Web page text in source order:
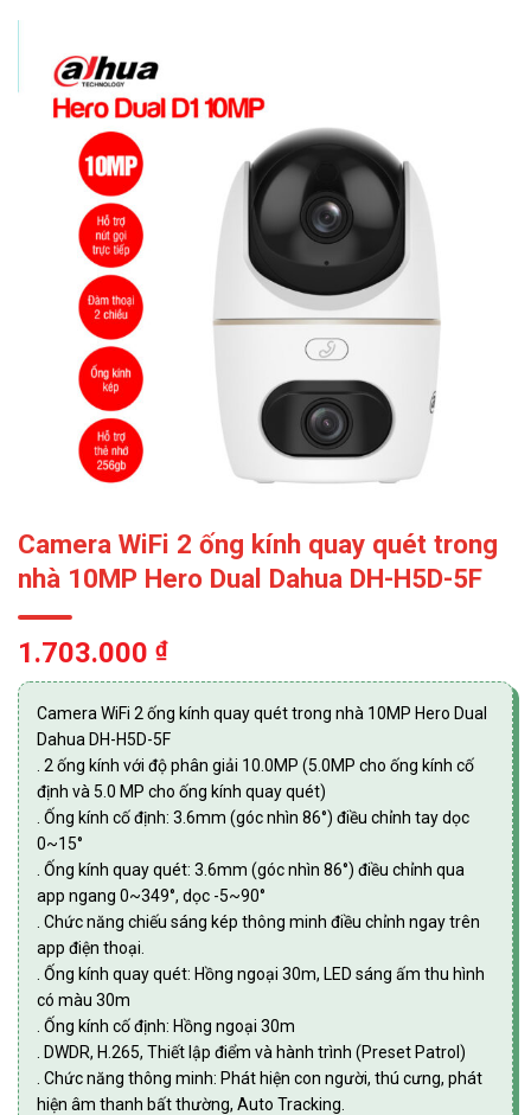
Camera WiFi 2 ống kính quay quét trong
nhà 10MP Hero Dual Dahua DH-H5D-5F
1.703.000 ₫
Camera WiFi 2 ống kính quay quét trong nhà 10MP Hero Dual
Dahua DH-H5D-5F
. 2 ống kính với độ phân giải 10.0MP (5.0MP cho ống kính cố
định và 5.0 MP cho ống kính quay quét)
. Ống kính cố định: 3.6mm (góc nhìn 86°) điều chỉnh tay dọc
0~15°
. Ống kính quay quét: 3.6mm (góc nhìn 86°) điều chỉnh qua
app ngang 0~349°, dọc -5~90°
. Chức năng chiếu sáng kép thông minh điều chỉnh ngay trên
app điện thoại.
. Ống kính quay quét: Hồng ngoại 30m, LED sáng ấm thu hình
có màu 30m
. Ống kính cố định: Hồng ngoại 30m
. DWDR, H.265, Thiết lập điểm và hành trình (Preset Patrol)
. Chức năng thông minh: Phát hiện con người, thú cưng, phát
hiện âm thanh bất thường, Auto Tracking.